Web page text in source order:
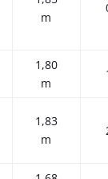
m
1,80
m
1,83
m